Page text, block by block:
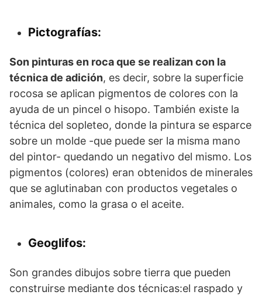
Pictografías:
Son pinturas en roca que se realizan con la
técnica de adición, es decir, sobre la superficie
rocosa se aplican pigmentos de colores con la
ayuda de un pincel o hisopo. También existe la
técnica del sopleteo, donde la pintura se esparce
sobre un molde -que puede ser la misma mano
del pintor- quedando un negativo del mismo. Los
pigmentos (colores) eran obtenidos de minerales
que se aglutinaban con productos vegetales o
animales, como la grasa o el aceite.
Geoglifos:
Son grandes dibujos sobre tierra que pueden
construirse mediante dos técnicas:el raspado y